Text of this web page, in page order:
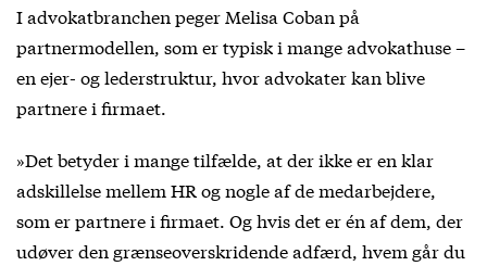
I advokatbranchen peger Melisa Coban på
partnermodellen, som er typisk i mange advokathuse –
en ejer- og lederstruktur, hvor advokater kan blive
partnere i firmaet.
»Det betyder i mange tilfælde, at der ikke er en klar
adskillelse mellem HR og nogle af de medarbejdere,
som er partnere i firmaet. Og hvis det er én af dem, der
udøver den grænseoverskridende adfærd, hvem går du